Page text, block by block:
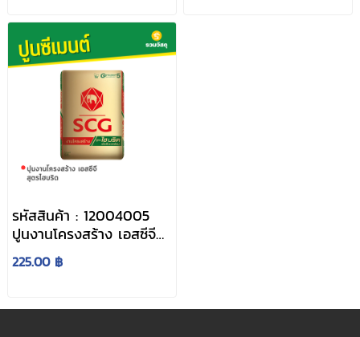
รหัสสินค้า : 12004005
ปูนงานโครงสร้าง เอสซีจี
สูตรไฮบริด
225.00 ฿